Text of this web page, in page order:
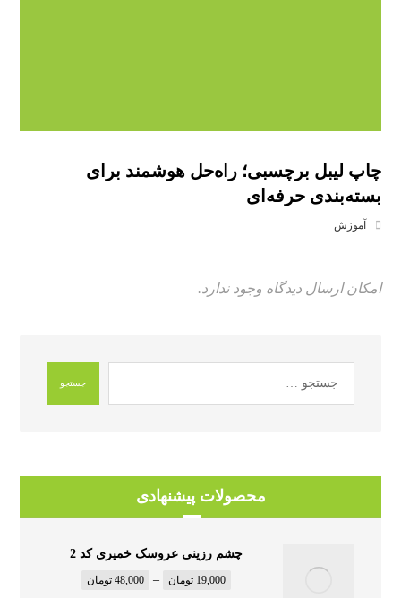
چاپ لیبل برچسبی؛ راه‌حل هوشمند برای
بسته‌بندی حرفه‌ای
آموزش
امکان ارسال دیدگاه وجود ندارد.
محصولات پیشنهادی
چشم رزینی عروسک خمیری کد 2
19,000 تومان –
48,000 تومان